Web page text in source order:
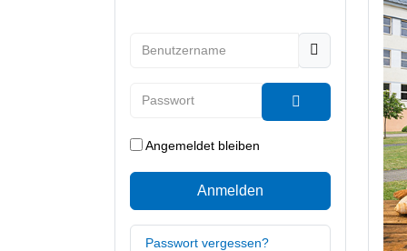
Passwort
Angemeldet bleiben
Anmelden
Passwort vergessen?